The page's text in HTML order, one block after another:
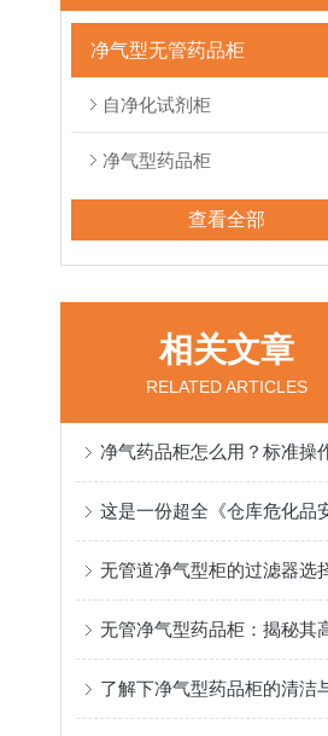
净气型无管药品柜
自净化试剂柜
净气型药品柜
查看全部
相关文章
RELATED ARTICLES